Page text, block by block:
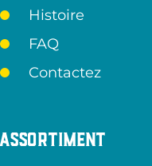
Histoire
FAQ
Contactez
Assortiment